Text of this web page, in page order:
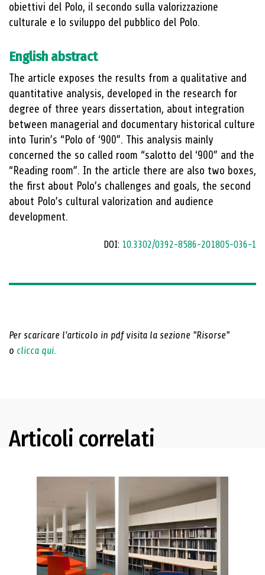
obiettivi del Polo, il secondo sulla valorizzazione
culturale e lo sviluppo del pubblico del Polo.
English abstract
The article exposes the results from a qualitative and
quantitative analysis, developed in the research for
degree of three years dissertation, about integration
between managerial and documentary historical culture
into Turin’s “Polo of ‘900”. This analysis mainly
concerned the so called room “salotto del ‘900” and the
“Reading room”. In the article there are also two boxes,
the first about Polo’s challenges and goals, the second
about Polo’s cultural valorization and audience
development.
DOI: 10.3302/0392-8586-201805-036-1
Per scaricare l'articolo in pdf visita la sezione "Risorse"
o clicca qui.
Articoli correlati